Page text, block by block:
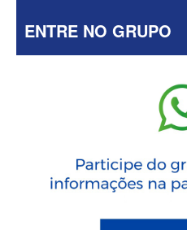
ENTRE NO GRUPO